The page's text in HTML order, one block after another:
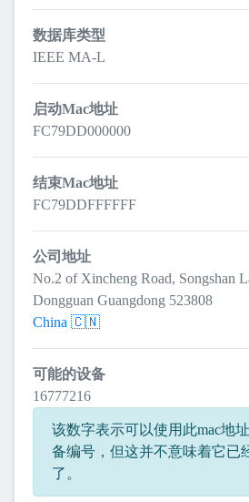
数据库类型
IEEE MA-L
启动Mac地址
FC79DD000000
结束Mac地址
FC79DDFFFFFF
公司地址
No.2 of Xincheng Road, Songshan
Dongguan Guangdong 523808
China 🇨🇳
可能的设备
16777216
该数字表示可以使用此mac地
备编号，但这并不意味着它已
了。